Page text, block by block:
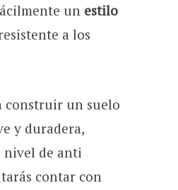
un estilo
a los
construir un suelo
y duradera,
nivel de anti
contar con